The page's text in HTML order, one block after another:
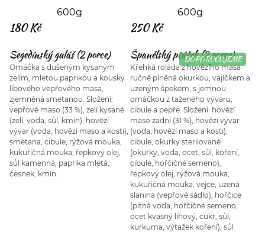
600g
180 Kč
600g
250 Kč
Segedínský guláš (2 porce)
Omáčka s dušeným kysaným
zelím, mletou paprikou a kousky
libového vepřového masa,
zjemněná smetanou. Složení:
vepřové maso (33 %), zelí kysané
(zelí, voda, sůl, kmín), hovězí
vývar (voda, hovězí maso a kosti),
smetana, cibule, rýžová mouka,
kukuřičná mouka, řepkový olej,
sůl kamenná, paprika mletá,
česnek, kmín.
DOPORUČUJEME
Španělský ptáček (2 porce)
Křehká roláda z hovězího masa
ručně plněná okurkou, vajíčkem a
uzeným špekem, s jemnou
omáčkou z taženého vývaru,
cibule a pepře. Složení: hovězí
maso zadní (31 %), hovězí vývar
(voda, hovězí maso a kosti),
cibule, okurky sterilované
(okurky, voda, ocet, sůl, koření,
cibule, hořčičné semeno),
řepkový olej, rýžová mouka,
kukuřičná mouka, vejce, uzená
slanina (vepřové sádlo), hořčice
(pitná voda, hořčičné semeno,
ocet kvasný lihový, cukr, sůl,
kurkuma, výtažek koření), sůl